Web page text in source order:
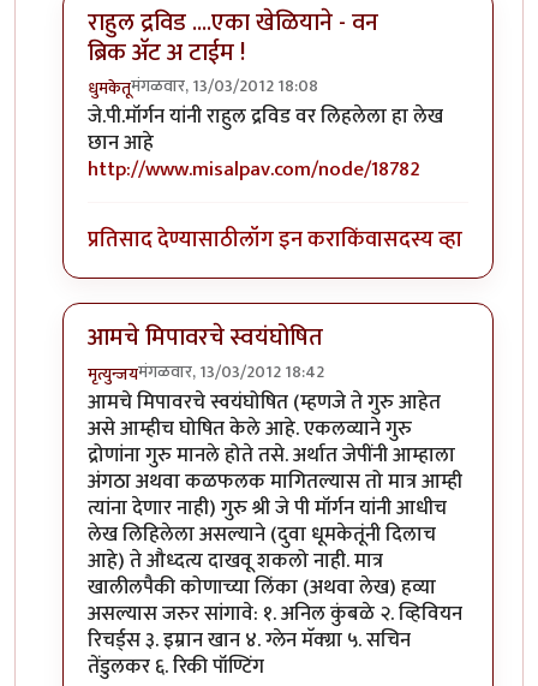
राहुल द्रविड ....एका खेळियाने - वन
ब्रिक अ‍ॅट अ टाईम !
धुमकेतूमंगळवार, 13/03/2012 18:08
In reply toराहुल द्रविड बद्द्ल पण लिहाbyपक पक पक
जे.पी.मॉर्गन यांनी राहुल द्रविड वर लिहलेला हालेख
छान आहे
http://www.misalpav.com/node/18782
प्रतिसाद देण्यासाठीलॉग इन कराकिंवासदस्य व्हा
आमचे मिपावरचे स्वयंघोषित
मृत्युन्जयमंगळवार, 13/03/2012 18:42
In reply toराहुल द्रविड बद्द्ल पण लिहाbyपक पक पक
आमचे मिपावरचे स्वयंघोषित (म्हणजे ते गुरु आहेत
असे आम्हीच घोषित केले आहे. एकलव्याने गुरु
द्रोणांना गुरु मानले होते तसे. अर्थात जेपींनी आम्हाला
अंगठा अथवा कळफलक मागितल्यास तो मात्र आम्ही
त्यांना देणार नाही) गुरु श्री जे पी मॉर्गन यांनी आधीच
लेख लिहिलेला असल्याने (दुवा धूमकेतूंनी दिलाच
आहे) ते औध्दत्य दाखवू शकलो नाही. मात्र
खालीलपैकी कोणाच्या लिंका (अथवा लेख) हव्या
असल्यास जरुर सांगावे: १. अनिल कुंबळे २. व्हिवियन
रिचर्ड्स ३. इम्रान खान ४. ग्लेन मॅक्ग्रा ५. सचिन
तेंडुलकर ६. रिकी पॉण्टिंग